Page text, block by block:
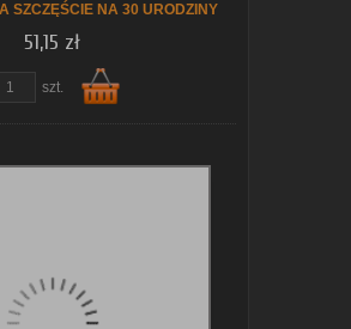
SZCZĘŚCIE NA 30 URODZINY
51,15 zł
szt.
zobacz szczegóły